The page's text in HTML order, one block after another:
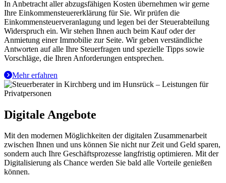
In Anbetracht aller abzugsfähigen Kosten übernehmen wir gerne
Ihre Einkommensteuererklärung für Sie. Wir prüfen die
Einkommensteuerveranlagung und legen bei der Steuerabteilung
Widerspruch ein. Wir stehen Ihnen auch beim Kauf oder der
Anmietung einer Immobilie zur Seite. Wir geben verständliche
Antworten auf alle Ihre Steuerfragen und spezielle Tipps sowie
Vorschläge, die Ihren Anforderungen entsprechen.
Mehr erfahren
Digitale Angebote
Mit den modernen Möglichkeiten der digitalen Zusammenarbeit
zwischen Ihnen und uns können Sie nicht nur Zeit und Geld sparen,
sondern auch Ihre Geschäftsprozesse langfristig optimieren. Mit der
Digitalisierung als Chance werden Sie bald alle Vorteile genießen
können.